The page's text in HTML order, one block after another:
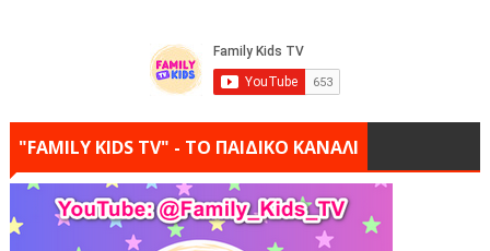
"FAMILY KIDS TV" - ΤΟ ΠΑΙΔΙΚΟ ΚΑΝΑΛΙ